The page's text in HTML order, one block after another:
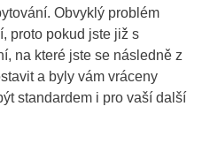
Obvyklý problém
proto pokud jste již s
na které jste se následně z
a byly vám vráceny
standardem i pro vaší další